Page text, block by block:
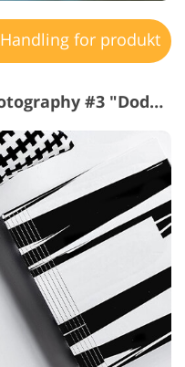
Handling for produkt
Ps Actions for Product Photography #3 "Dodge&Burn"